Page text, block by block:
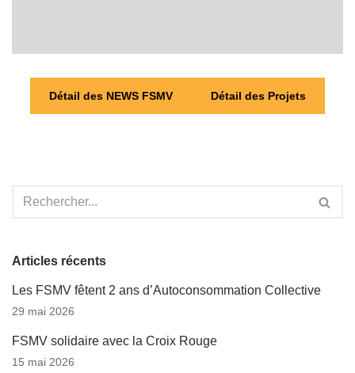
Détail des NEWS FSMV Détail des Projets
Articles récents
Les FSMV fêtent 2 ans d’Autoconsommation Collective
29 mai 2026
FSMV solidaire avec la Croix Rouge
15 mai 2026